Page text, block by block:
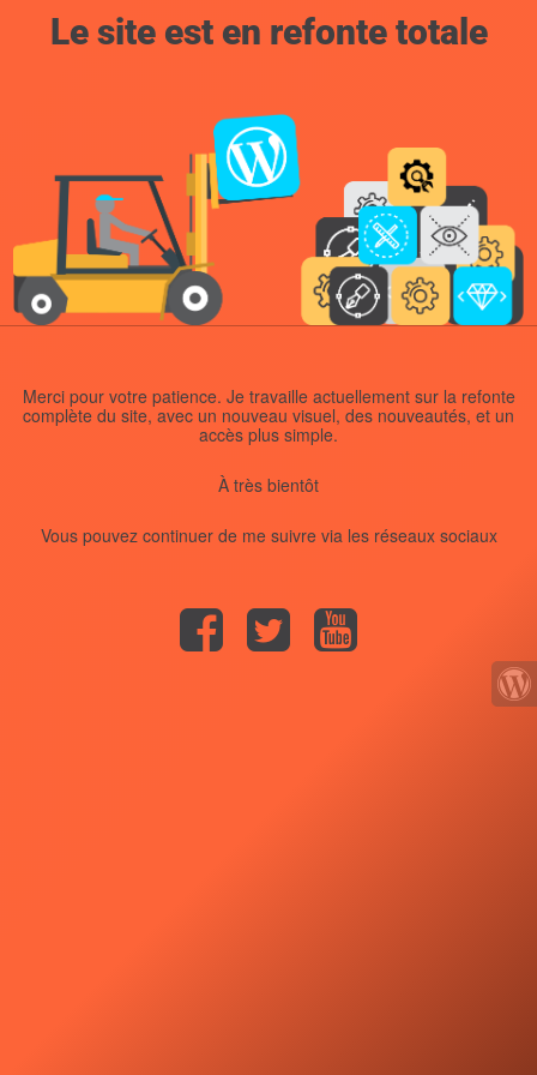
Le site est en refonte totale
Merci pour votre patience. Je travaille actuellement sur la refonte
complète du site, avec un nouveau visuel, des nouveautés, et un
accès plus simple.
À très bientôt
Vous pouvez continuer de me suivre via les réseaux sociaux